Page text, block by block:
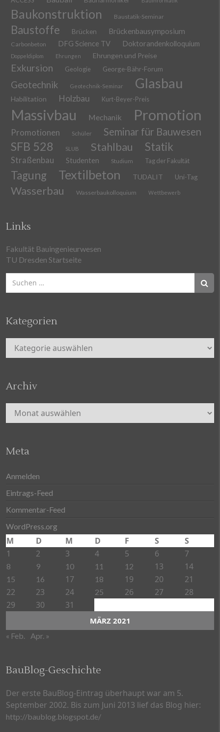
Baukonstruktion Baustatik-Seminar
Baustoffe Brücken Brückenbausymposium
Carbonbeton DFG Science TV Doktorandenkolloquium
Doppeldiplom Ehrungen Ehrungen und Preise
Exkursion Geologie George-Bähr-Forum
Geotechnik Geotechnik-Seminar Glasbau
Habilitation Holzbau Kurt-Beyer-Preis
Massivbau Mechanik Promotion
Promotionen Schüler Seminar für Bauwesen
SFB 528 SLUB Stahlbau Statik
Straßenbau Studenten Studium Tag der Fakultät
Tagung Textilbeton TUDALIT Uni-Tag
Wasserbau Wasserbaukolloquium Wettbewerb
Links
Fakultät Bauingenieurwesen
TU Dresden Startseite
Suchen
nach:
Kategorien
Kategorien
Archiv
Archiv
Meta
Anmelden
Eintrags-Feed
Kommentar-Feed
WordPress.org
MÄRZ 2021
M D M D F S
S
1
2 3 4 5 6 7
8 9 10 11 12 13 14
15 16 17 18 19 20
21
22
23 24 25 26 27
28
29
30 31
« Feb. Apr. »
BauBlog-Geschichte
Der erste BauBlog-Eintrag überhaupt war am 5.
September 2002. Bis zum Juni 2013 lief das Blog hier:
http://baublog.blogspot.de/